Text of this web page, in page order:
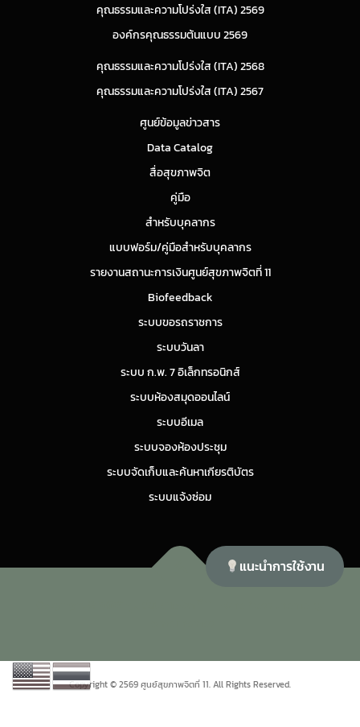
คุณธรรมและความโปร่งใส (ITA) 2569
องค์กรคุณธรรมต้นแบบ 2569
คุณธรรมและความโปร่งใส (ITA) 2568
คุณธรรมและความโปร่งใส (ITA) 2567
ศูนย์ข้อมูลข่าวสาร
Data Catalog
สื่อสุขภาพจิต
คู่มือ
สำหรับบุคลากร
แบบฟอร์ม/คู่มือสำหรับบุคลากร
รายงานสถานะการเงินศูนย์สุขภาพจิตที่ 11
Biofeedback
ระบบขอรถราชการ
ระบบวันลา
ระบบ ก.พ. 7 อิเล็กทรอนิกส์
ระบบห้องสมุดออนไลน์
ระบบอีเมล
ระบบจองห้องประชุม
ระบบจัดเก็บและค้นหาเกียรติบัตร
ระบบแจ้งซ่อม
Copyright © 2569 ศูนย์สุขภาพจิตที่ 11. All Rights Reserved.
แนะนำการใช้งาน